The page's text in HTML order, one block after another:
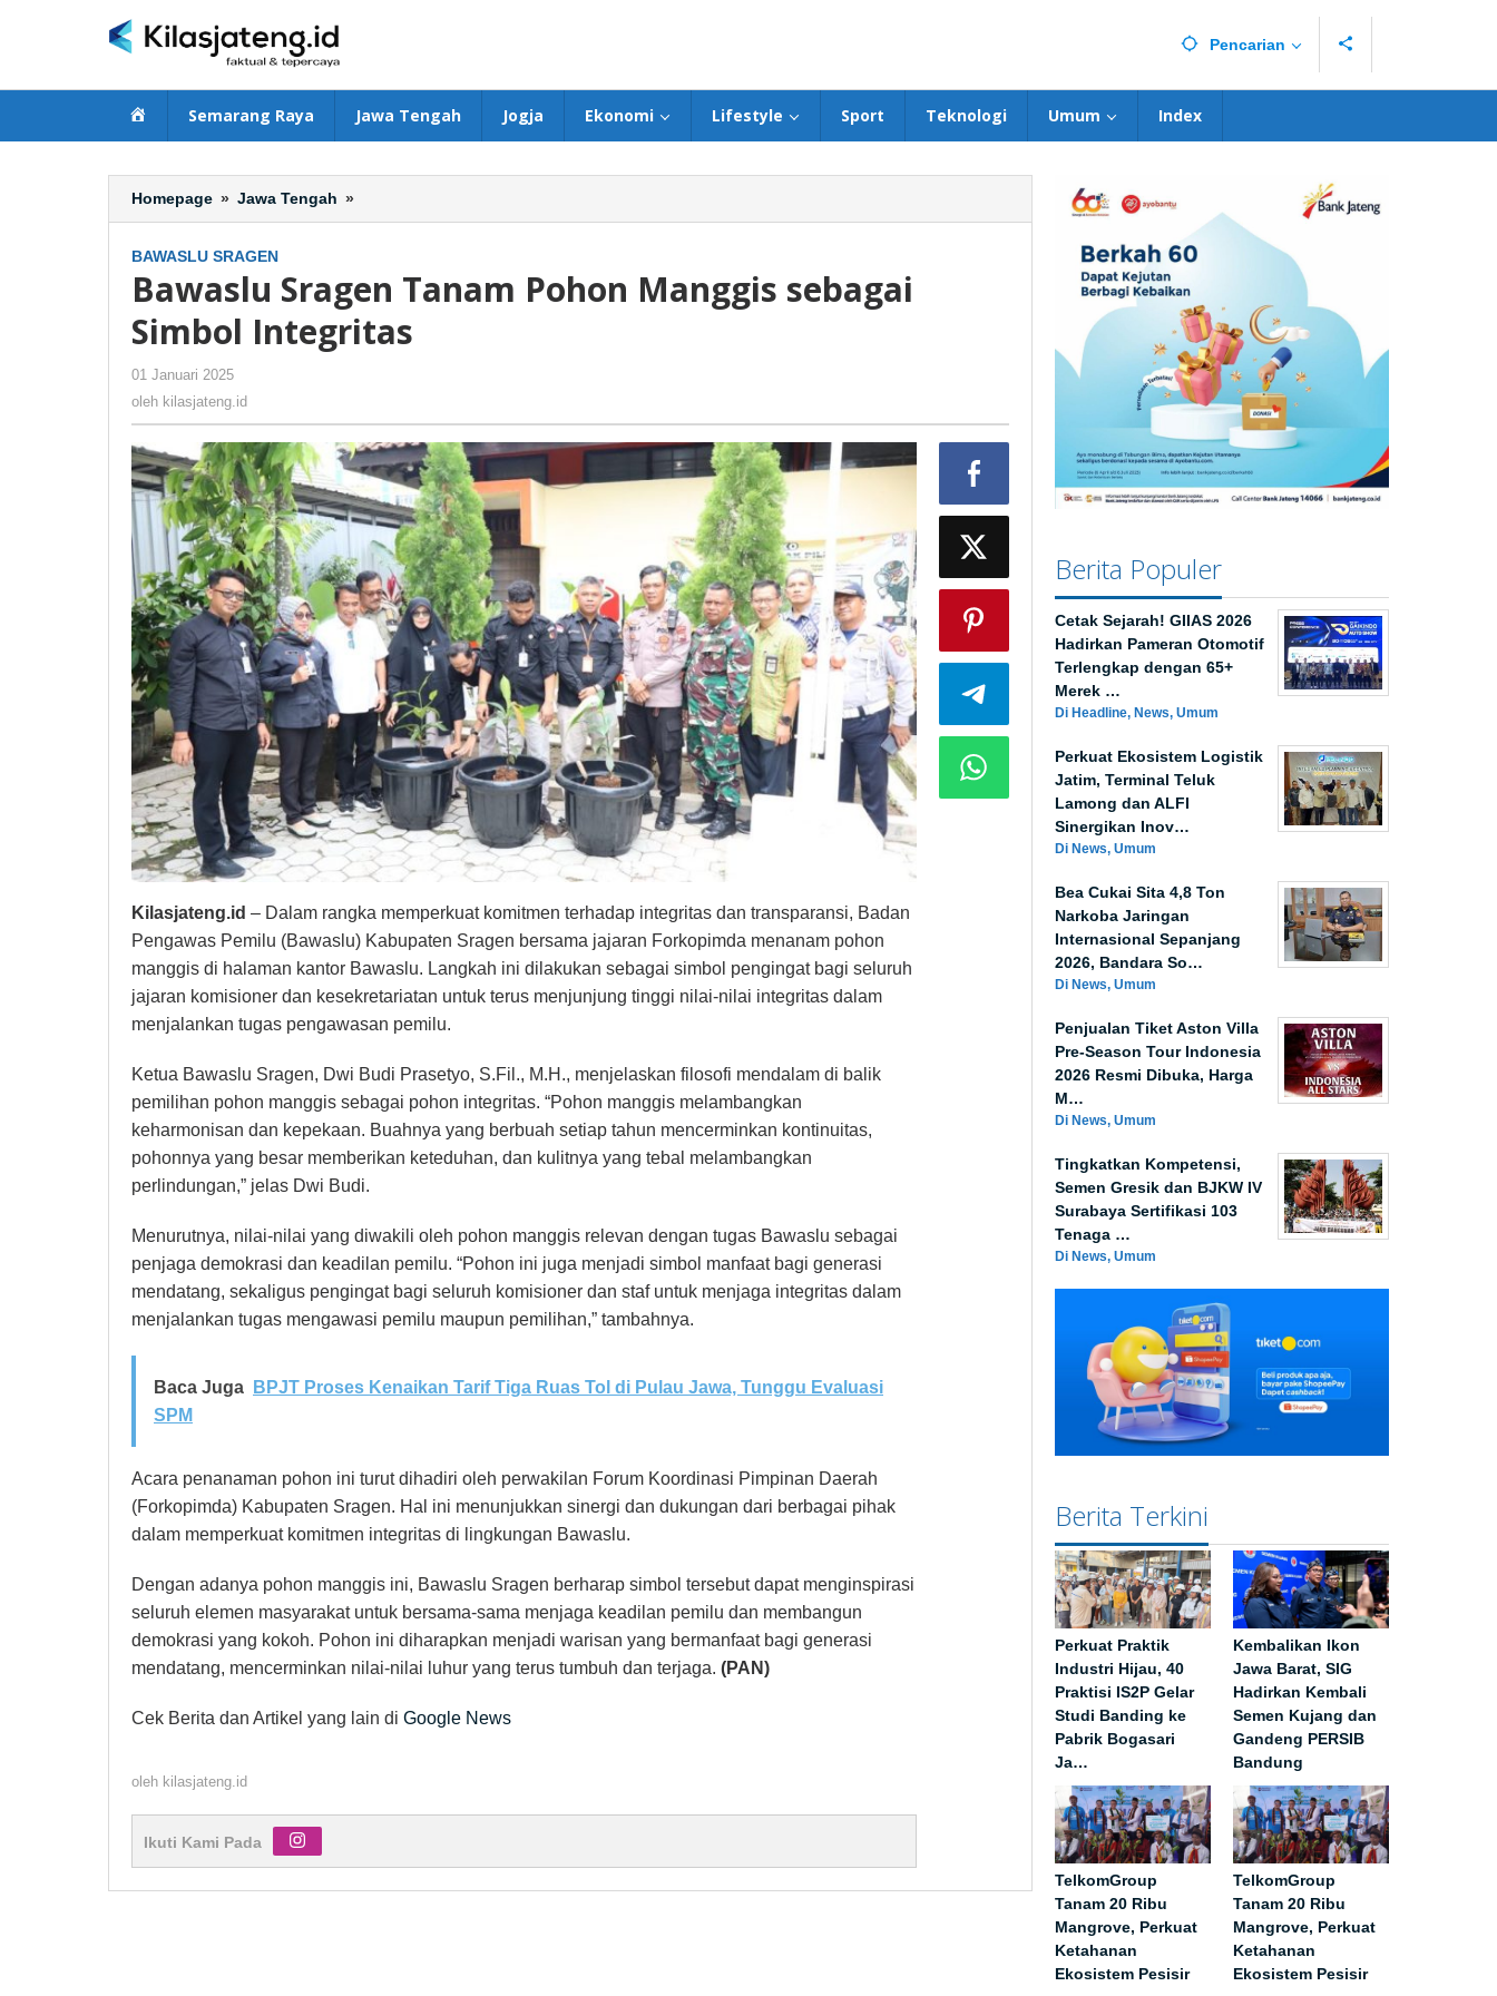
Pencarian
BerandaSemarang Raya Jawa Tengah Jogja Ekonomi Lifestyle Sport Teknologi Umum Index
Homepage » Jawa Tengah »
Sragen
Manggis
sebagai
Simbol
BAWASLU SRAGEN
Bawaslu Sragen Tanam Pohon Manggis sebagai
Simbol Integritas
01 Januari 2025
kilasjateng.id
oleh kilasjateng.id
Kilasjateng.id – Dalam rangka memperkuat komitmen terhadap integritas dan transparansi, Badan
Pengawas Pemilu (Bawaslu) Kabupaten Sragen bersama jajaran Forkopimda menanam pohon
manggis di halaman kantor Bawaslu. Langkah ini dilakukan sebagai simbol pengingat bagi seluruh
jajaran komisioner dan kesekretariatan untuk terus menjunjung tinggi nilai-nilai integritas dalam
menjalankan tugas pengawasan pemilu.
Ketua Bawaslu Sragen, Dwi Budi Prasetyo, S.Fil., M.H., menjelaskan filosofi mendalam di balik
pemilihan pohon manggis sebagai pohon integritas. “Pohon manggis melambangkan
keharmonisan dan kepekaan. Buahnya yang berbuah setiap tahun mencerminkan kontinuitas,
pohonnya yang besar memberikan keteduhan, dan kulitnya yang tebal melambangkan
perlindungan,” jelas Dwi Budi.
Menurutnya, nilai-nilai yang diwakili oleh pohon manggis relevan dengan tugas Bawaslu sebagai
penjaga demokrasi dan keadilan pemilu. “Pohon ini juga menjadi simbol manfaat bagi generasi
mendatang, sekaligus pengingat bagi seluruh komisioner dan staf untuk menjaga integritas dalam
menjalankan tugas mengawasi pemilu maupun pemilihan,” tambahnya.
Baca Juga
BPJT Proses Kenaikan Tarif Tiga Ruas Tol di Pulau Jawa, Tunggu Evaluasi
SPM
Acara penanaman pohon ini turut dihadiri oleh perwakilan Forum Koordinasi Pimpinan Daerah
(Forkopimda) Kabupaten Sragen. Hal ini menunjukkan sinergi dan dukungan dari berbagai pihak
dalam memperkuat komitmen integritas di lingkungan Bawaslu.
Dengan adanya pohon manggis ini, Bawaslu Sragen berharap simbol tersebut dapat menginspirasi
seluruh elemen masyarakat untuk bersama-sama menjaga keadilan pemilu dan membangun
demokrasi yang kokoh. Pohon ini diharapkan menjadi warisan yang bermanfaat bagi generasi
mendatang, mencerminkan nilai-nilai luhur yang terus tumbuh dan terjaga. (PAN)
Cek Berita dan Artikel yang lain di Google News
oleh kilasjateng.id
Ikuti Kami Pada
Berita Populer
Cetak Sejarah! GIIAS 2026
Hadirkan Pameran Otomotif
Terlengkap dengan 65+
Merek …
Di Headline, News, Umum
Perkuat Ekosistem Logistik
Jatim, Terminal Teluk
Lamong dan ALFI
Sinergikan Inov…
Di News, Umum
Bea Cukai Sita 4,8 Ton
Narkoba Jaringan
Internasional Sepanjang
2026, Bandara So…
Di News, Umum
Penjualan Tiket Aston Villa
Pre-Season Tour Indonesia
2026 Resmi Dibuka, Harga
M…
Di News, Umum
Tingkatkan Kompetensi,
Semen Gresik dan BJKW IV
Surabaya Sertifikasi 103
Tenaga …
Di News, Umum
Berita Terkini
Perkuat Praktik
Industri Hijau, 40
Praktisi IS2P Gelar
Studi Banding ke
Pabrik Bogasari
Ja…
Kembalikan Ikon
Jawa Barat, SIG
Hadirkan Kembali
Semen Kujang dan
Gandeng PERSIB
Bandung
TelkomGroup
Tanam 20 Ribu
Mangrove, Perkuat
Ketahanan
Ekosistem Pesisir
TelkomGroup
Tanam 20 Ribu
Mangrove, Perkuat
Ketahanan
Ekosistem Pesisir